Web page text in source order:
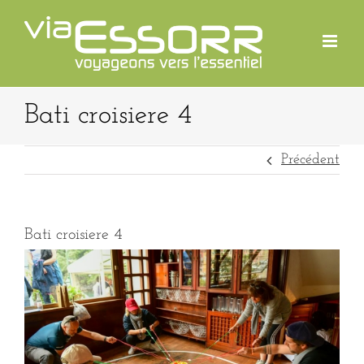
contenu
Bati croisiere 4
Précédent
Bati croisiere 4